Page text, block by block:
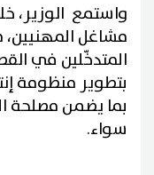
واستمع الوزير،
مشاغل
المتدخّلين في
بتطوير منظومة
بما يضمن مصلحة
سواء.